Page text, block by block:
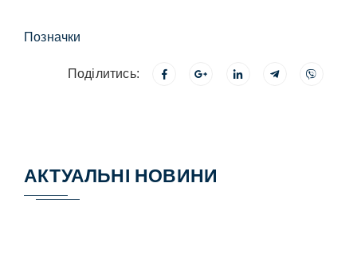
Позначки
Поділитись:
АКТУАЛЬНІ НОВИНИ